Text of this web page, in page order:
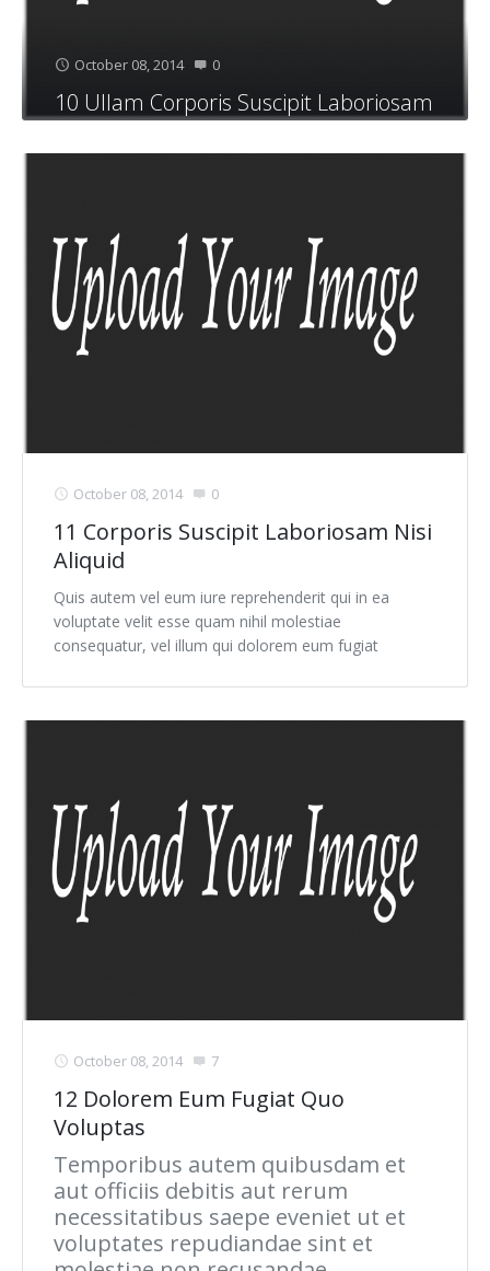
October 08, 2014 0
10 Ullam Corporis Suscipit Laboriosam
October 08, 2014 0
11 Corporis Suscipit Laboriosam Nisi
Aliquid
Quis autem vel eum iure reprehenderit qui in ea
voluptate velit esse quam nihil molestiae
consequatur, vel illum qui dolorem eum fugiat
October 08, 2014 7
12 Dolorem Eum Fugiat Quo
Voluptas
Temporibus autem quibusdam et
aut officiis debitis aut rerum
necessitatibus saepe eveniet ut et
voluptates repudiandae sint et